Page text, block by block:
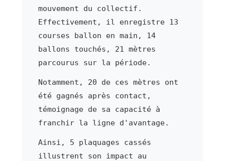
mouvement du collectif.
Effectivement, il enregistre 13
courses ballon en main, 14
ballons touchés, 21 mètres
parcourus sur la période.
Notamment, 20 de ces mètres ont
été gagnés après contact,
témoignage de sa capacité à
franchir la ligne d'avantage.
Ainsi, 5 plaquages cassés
illustrent son impact au